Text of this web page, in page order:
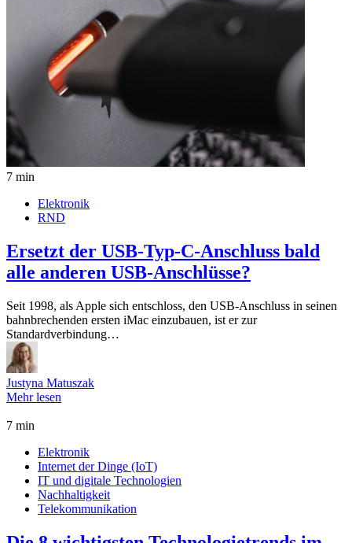
7 min
Elektronik
RND
Ersetzt der USB-Typ-C-Anschluss bald
alle anderen USB-Anschlüsse?
Seit 1998, als Apple sich entschloss, den USB-Anschluss in seinen
bahnbrechenden ersten iMac einzubauen, ist er zur
Standardverbindung…
Justyna Matuszak
Mehr lesen
7 min
Elektronik
Internet der Dinge (IoT)
IT und digitale Technologien
Nachhaltigkeit
Telekommunikation